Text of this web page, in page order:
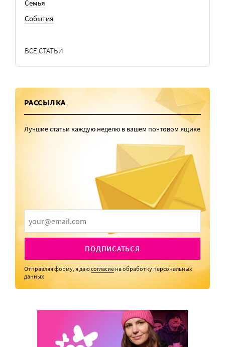
Семья
События
ВСЕ СТАТЬИ
РАССЫЛКА
Лучшие статьи каждую неделю в вашем почтовом ящике
ПОДПИСАТЬСЯ
Отправляя форму, я даюсогласие на обработку персональных
данных